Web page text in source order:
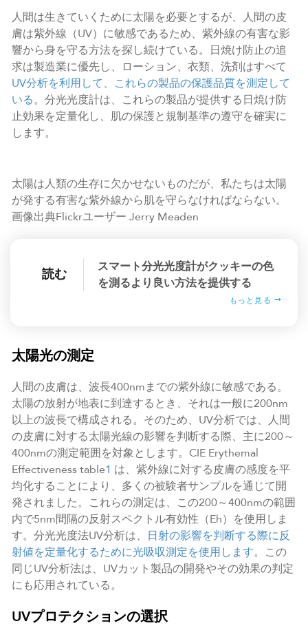
人間は生きていくために太陽を必要とするが、人間の皮
膚は紫外線（UV）に敏感であるため、紫外線の有害な影
響から身を守る方法を探し続けている。日焼け防止の追
求は製造業に優先し、ローション、衣類、洗剤はすべて
UV分析を利用して、これらの製品の保護品質を測定して
いる。分光光度計は、これらの製品が提供する日焼け防
止効果を定量化し、肌の保護と規制基準の遵守を確実に
します。
太陽は人類の生存に欠かせないものだが、私たちは太陽
が発する有害な紫外線から肌を守らなければならない。
画像出典Flickrユーザー Jerry Meaden
読む
スマート分光光度計がクッキーの色
を測るより良い方法を提供する
もっと見る
太陽光の測定
人間の皮膚は、波長400nmまでの紫外線に敏感である。
太陽の放射が地表に到達するとき、それは一般に200nm
以上の波長で構成される。そのため、UV分析では、人間
の皮膚に対する太陽光線の影響を判断する際、主に200～
400nmの測定範囲を対象とします。CIE Erythemal
Effectiveness table1 は、紫外線に対する皮膚の感度を平
均化することにより、多くの被験者サンプルを通じて開
発されました。これらの測定は、この200～400nmの範囲
内で5nm間隔の反射スペクトル有効性（Eh）を使用しま
す。分光光度法UV分析は、 日射の影響を判断する際に反
射値を定量化するために光吸収測定を使用します。この
同じUV分析法は、UVカット製品の開発やその効果の判定
にも応用されている。
UVプロテクションの選択